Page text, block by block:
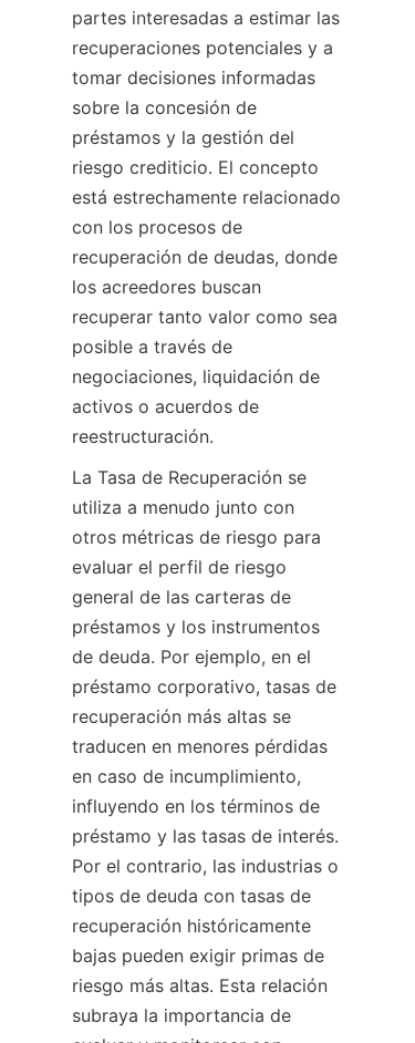
partes interesadas a estimar las
recuperaciones potenciales y a
tomar decisiones informadas
sobre la concesión de
préstamos y la gestión del
riesgo crediticio. El concepto
está estrechamente relacionado
con los procesos de
recuperación de deudas, donde
los acreedores buscan
recuperar tanto valor como sea
posible a través de
negociaciones, liquidación de
activos o acuerdos de
reestructuración.
La Tasa de Recuperación se
utiliza a menudo junto con
otros métricas de riesgo para
evaluar el perfil de riesgo
general de las carteras de
préstamos y los instrumentos
de deuda. Por ejemplo, en el
préstamo corporativo, tasas de
recuperación más altas se
traducen en menores pérdidas
en caso de incumplimiento,
influyendo en los términos de
préstamo y las tasas de interés.
Por el contrario, las industrias o
tipos de deuda con tasas de
recuperación históricamente
bajas pueden exigir primas de
riesgo más altas. Esta relación
subraya la importancia de